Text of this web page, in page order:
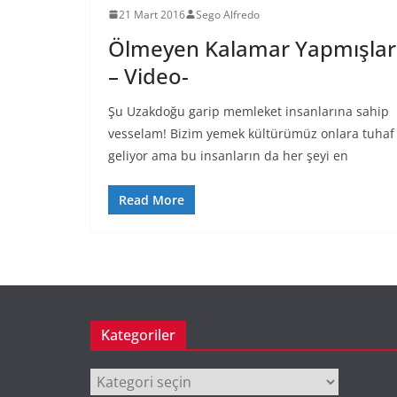
21 Mart 2016 Sego Alfredo
Ölmeyen Kalamar
– Video-
Şu Uzakdoğu garip memleket insanlarına sahip
vesselam! Bizim yemek kültürümüz onlara tuhaf
geliyor ama bu insanların da her şeyi en
Read More
Kategoriler
Kategoriler